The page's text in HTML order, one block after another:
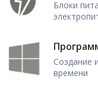
Блоки
Создание
времени